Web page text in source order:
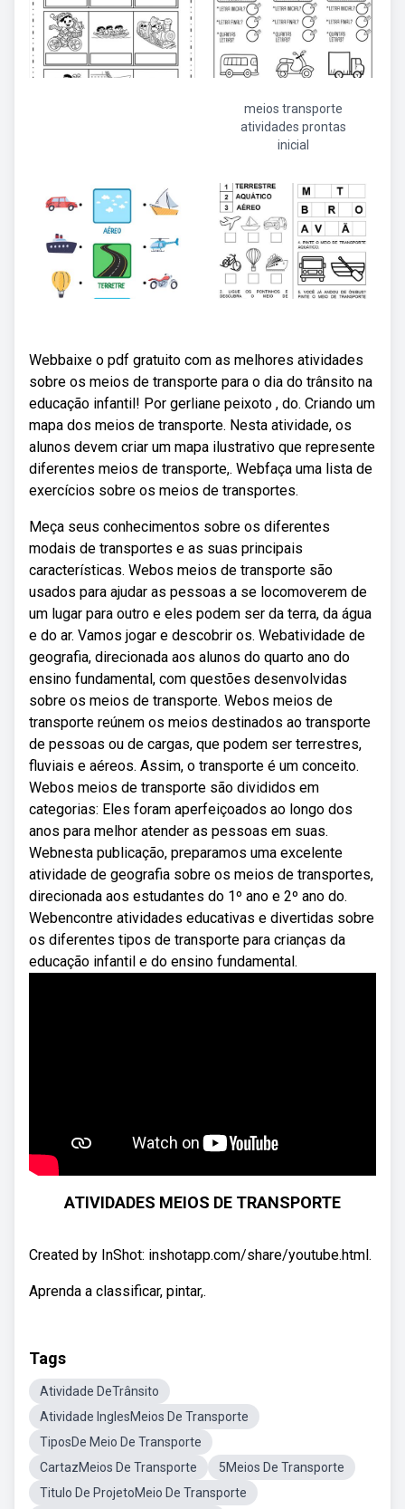
meios transporte
atividades prontas
inicial
Webbaixe o pdf gratuito com as melhores atividades
sobre os meios de transporte para o dia do trânsito na
educação infantil! Por gerliane peixoto , do. Criando um
mapa dos meios de transporte. Nesta atividade, os
alunos devem criar um mapa ilustrativo que represente
diferentes meios de transporte,. Webfaça uma lista de
exercícios sobre os meios de transportes.
Meça seus conhecimentos sobre os diferentes
modais de transportes e as suas principais
características. Webos meios de transporte são
usados para ajudar as pessoas a se locomoverem de
um lugar para outro e eles podem ser da terra, da água
e do ar. Vamos jogar e descobrir os. Webatividade de
geografia, direcionada aos alunos do quarto ano do
ensino fundamental, com questões desenvolvidas
sobre os meios de transporte. Webos meios de
transporte reúnem os meios destinados ao transporte
de pessoas ou de cargas, que podem ser terrestres,
fluviais e aéreos. Assim, o transporte é um conceito.
Webos meios de transporte são divididos em
categorias: Eles foram aperfeiçoados ao longo dos
anos para melhor atender as pessoas em suas.
Webnesta publicação, preparamos uma excelente
atividade de geografia sobre os meios de transportes,
direcionada aos estudantes do 1º ano e 2º ano do.
Webencontre atividades educativas e divertidas sobre
os diferentes tipos de transporte para crianças da
educação infantil e do ensino fundamental.
ATIVIDADES MEIOS DE TRANSPORTE
Created by InShot: inshotapp.com/share/youtube.html.
Aprenda a classificar, pintar,.
Tags
Atividade DeTrânsito
Atividade InglesMeios De Transporte
TiposDe Meio De Transporte
CartazMeios De Transporte
5Meios De Transporte
Titulo De ProjetoMeio De Transporte